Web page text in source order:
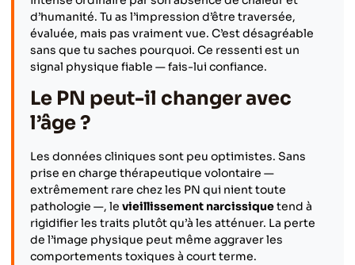
d’humanité. Tu as l’impression d’être traversée,
évaluée, mais pas vraiment vue. C’est désagréable
sans que tu saches pourquoi. Ce ressenti est un
signal physique fiable — fais-lui confiance.
Le PN peut-il changer avec
l’âge ?
Les données cliniques sont peu optimistes. Sans
prise en charge thérapeutique volontaire —
extrêmement rare chez les PN qui nient toute
pathologie —, le vieillissement narcissiquetend à
rigidifier les traits plutôt qu’à les atténuer. La perte
de l’image physique peut même aggraver les
comportements toxiques à court terme.